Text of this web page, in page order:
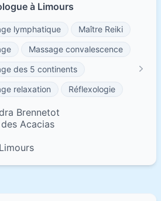
à Limours
lymphatique
Maître Reiki
Massage convalescence
des 5 continents
relaxation
Réflexologie
Brennetot
des Acacias